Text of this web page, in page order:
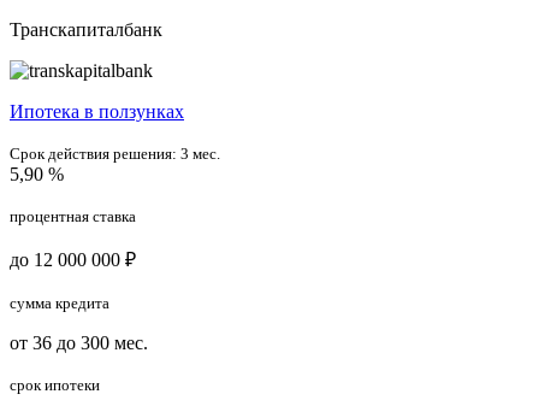
Транскапиталбанк
Ипотека в ползунках
Срок действия решения: 3 мес.
5,90 %
процентная ставка
до 12 000 000 ₽
сумма кредита
от 36 до 300 мес.
срок ипотеки